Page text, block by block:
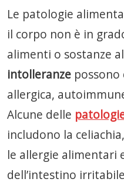
Le patologie
il corpo non è in
alimenti o sostanze
intolleranze possono
allergica,
Alcune delle
includono la
le allergie alimentari
dell’intestino